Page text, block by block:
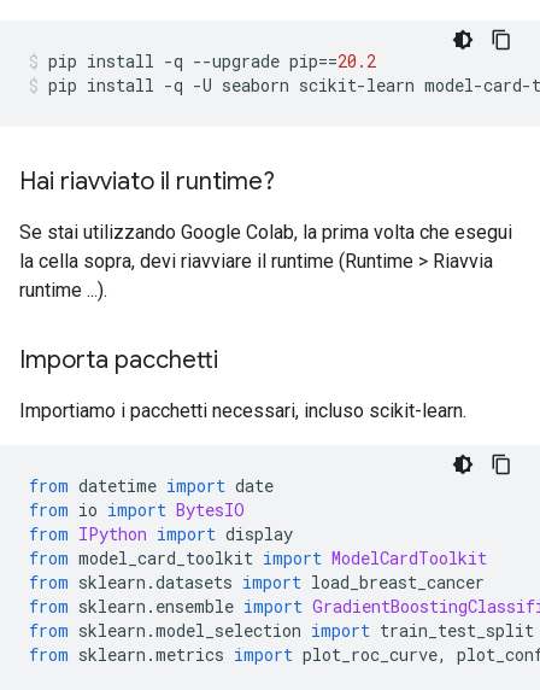
pip install -q --upgrade pip==20.2
pip install -q -U seaborn scikit-learn model-card-
Hai riavviato il runtime?
Se stai utilizzando Google Colab, la prima volta che esegui
la cella sopra, devi riavviare il runtime (Runtime > Riavvia
runtime ...).
Importa pacchetti
Importiamo i pacchetti necessari, incluso scikit-learn.
from datetime import date
from io import BytesIO
from IPython import display
from model_card_toolkit import ModelCardToolkit
from sklearn .datasets import load_breast_cancer
from sklearn . ensemble import
from sklearn .model_selection import train_test_split
from sklearn .metrics import plot_roc_curve,